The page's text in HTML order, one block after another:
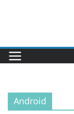
Android